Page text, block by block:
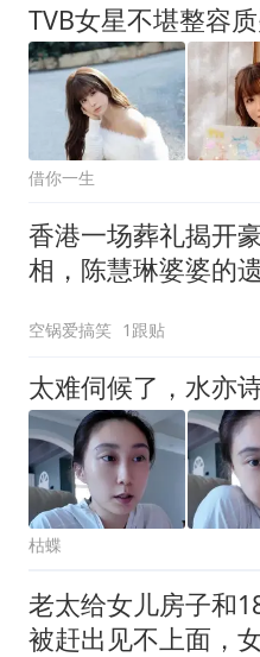
借你一生
香港一场葬礼揭开
相，陈慧琳婆婆的
空锅爱搞笑 1跟贴
枯蝶
老太给女儿房子和
被赶出见不上面，